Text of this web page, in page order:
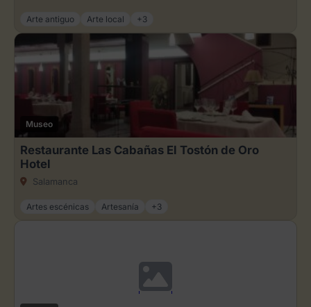
Arte antiguo Arte local +3
Museo
Restaurante Las Cabañas El Tostón de Oro
Hotel
Salamanca
Artes escénicas Artesanía +3